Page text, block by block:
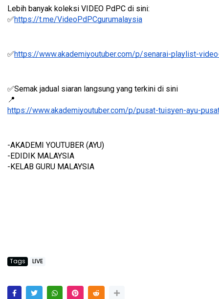
Lebih banyak koleksi VIDEO PdPC di sini:
✅https://t.me/VideoPdPCgurumalaysia
✅https://www.akademiyoutuber.com/p/senarai-playlist-
✅Semak jadual siaran langsung yang terkini di sini
📍
https://www.akademiyoutuber.com/p/pusat-tuisyen-ayu-
-AKADEMI YOUTUBER (AYU)
-EDIDIK MALAYSIA
-KELAB GURU MALAYSIA
Tags LIVE